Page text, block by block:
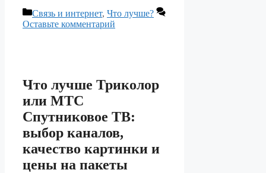
Рубрики
Связь и интернет, Что лучше?
Оставьте комментарий
Что лучше Триколор
или МТС
Спутниковое ТВ:
выбор каналов,
качество картинки и
цены на пакеты